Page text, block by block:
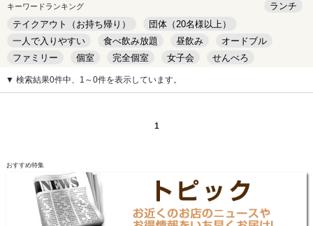
キーワードランキング
ランチ
テイクアウト（お持ち帰り）
団体（20名様以上）
一人で入りやすい
食べ飲み放題 昼飲み
オードブル
ファミリー
個室 完全個室 女子会
せんべろ
キッズルーム
安い デート
▼ 検索結果0件中、1～0件を表示しています。
1
おすすめ特集